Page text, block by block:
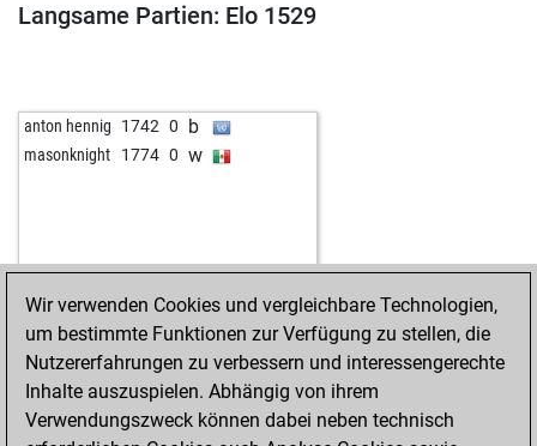
Langsame Partien: Elo 1529
anton hennig 1742 0 b
masonknight 1774 0 w
Wir verwenden Cookies und vergleichbare Technologien,
um bestimmte Funktionen zur Verfügung zu stellen, die
Nutzererfahrungen zu verbessern und interessengerechte
Inhalte auszuspielen. Abhängig von ihrem
Verwendungszweck können dabei neben technisch